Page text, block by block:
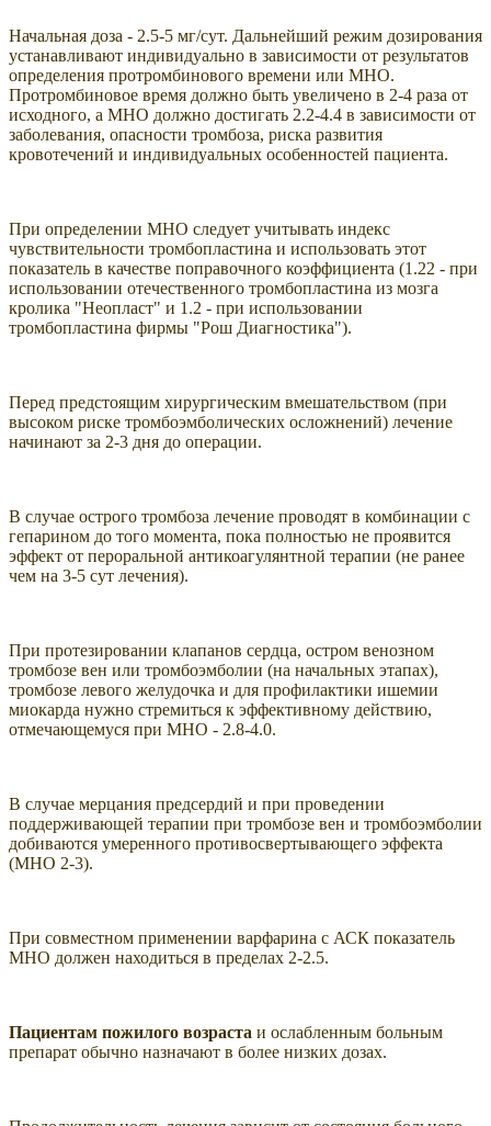
Начальная доза - 2.5-5 мг/сут. Дальнейший режим дозирования
устанавливают индивидуально в зависимости от результатов
определения протромбинового времени или МНО.
Протромбиновое время должно быть увеличено в 2-4 раза от
исходного, а МНО должно достигать 2.2-4.4 в зависимости от
заболевания, опасности тромбоза, риска развития
кровотечений и индивидуальных особенностей пациента.
При определении МНО следует учитывать индекс
чувствительности тромбопластина и использовать этот
показатель в качестве поправочного коэффициента (1.22 - при
использовании отечественного тромбопластина из мозга
кролика "Неопласт" и 1.2 - при использовании
тромбопластина фирмы "Рош Диагностика").
Перед предстоящим хирургическим вмешательством (при
высоком риске тромбоэмболических осложнений) лечение
начинают за 2-3 дня до операции.
В случае острого тромбоза лечение проводят в комбинации с
гепарином до того момента, пока полностью не проявится
эффект от пероральной антикоагулянтной терапии (не ранее
чем на 3-5 сут лечения).
При протезировании клапанов сердца, остром венозном
тромбозе вен или тромбоэмболии (на начальных этапах),
тромбозе левого желудочка и для профилактики ишемии
миокарда нужно стремиться к эффективному действию,
отмечающемуся при МНО - 2.8-4.0.
В случае мерцания предсердий и при проведении
поддерживающей терапии при тромбозе вен и тромбоэмболии
добиваются умеренного противосвертывающего эффекта
(МНО 2-3).
При совместном применении варфарина с АСК показатель
МНО должен находиться в пределах 2-2.5.
Пациентам пожилого возраста и ослабленным больным
препарат обычно назначают в более низких дозах.